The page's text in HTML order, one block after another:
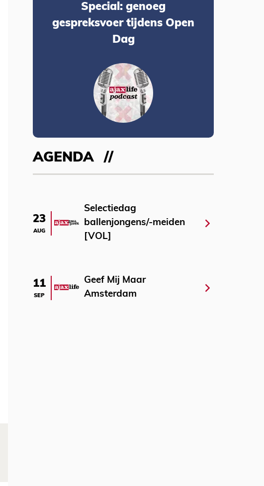
Special: genoeg
gespreksvoer tijdens Open
Dag
AGENDA
23
AUG
Selectiedag
ballenjongens/-meiden
[VOL]
11
SEP
Geef Mij Maar
Amsterdam